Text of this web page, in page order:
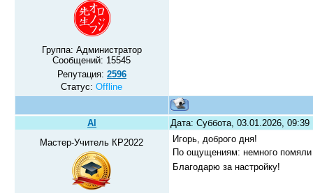
Группа: Администратор
Сообщений: 15545
Репутация: 2596
Статус:Offline
Al
Дата: Суббота, 03.01.2026,
Мастер-Учитель КР2022
Игорь, доброго дня!
По ощущениям: немного помяли
Благодарю за настройку!